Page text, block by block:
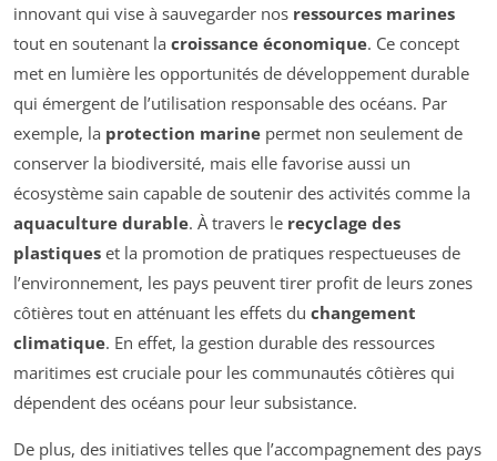
innovant qui vise à sauvegarder nos ressources marines
tout en soutenant la croissance économique. Ce concept
met en lumière les opportunités de développement durable
qui émergent de l’utilisation responsable des océans. Par
exemple, la protection marine permet non seulement de
conserver la biodiversité, mais elle favorise aussi un
écosystème sain capable de soutenir des activités comme la
aquaculture durable. À travers le recyclage des
plastiques et la promotion de pratiques respectueuses de
l’environnement, les pays peuvent tirer profit de leurs zones
côtières tout en atténuant les effets du changement
climatique. En effet, la gestion durable des ressources
maritimes est cruciale pour les communautés côtières qui
dépendent des océans pour leur subsistance.
De plus, des initiatives telles que l’accompagnement des pays